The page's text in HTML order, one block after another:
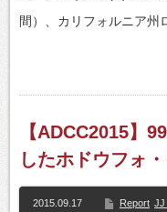
間）、カリフォルニア州
【ADCC2015】
したホドウフォ
2015.09.17 Report JJ